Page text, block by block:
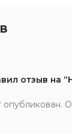
отзыв на